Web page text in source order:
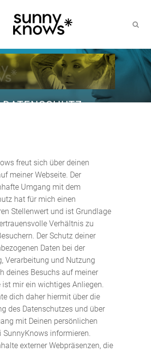
DATENSCHUTZ
freut sich über deinen
meiner Webseite. Der
Umgang mit dem
hat für mich einen
Stellenwert und ist Grundlage
Verhältnis zu
Der Schutz deiner
Daten bei der
Verarbeitung und Nutzung
deines Besuchs auf meiner
ist mir ein wichtiges Anliegen.
dich daher hiermit über die
des Datenschutzes und über
mit Deinen persönlichen
SunnyKnows informieren.
externer Webpräsenzen, die